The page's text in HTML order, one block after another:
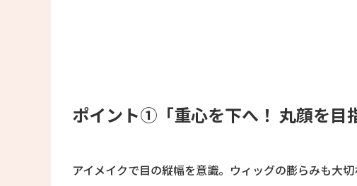
ポイント①「重心を下へ！ 丸顔を目
アイメイクで目の縦幅を意識。ウィッグの膨らみも大切